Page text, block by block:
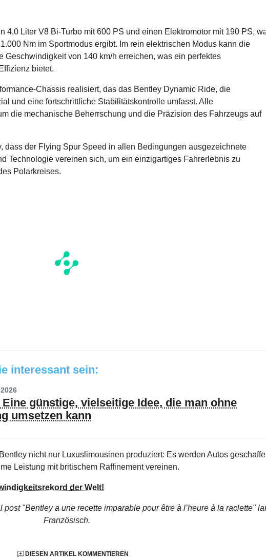
4,0 Liter V8 Bi-Turbo mit 600 PS und einen Elektromotor mit 190 PS,
Nm im Sportmodus ergibt. Im rein elektrischen Modus kann die
Geschwindigkeit von 140 km/h erreichen, was ein perfektes
bietet.
Chassis realisiert, das das Bentley Dynamic Ride, die
und eine fortschrittliche Stabilitätskontrolle umfasst. Alle
die mechanische Beherrschung und die Präzision des Fahrzeugs auf
dass der Flying Spur Speed in allen Bedingungen ausgezeichnete
Technologie vereinen sich, um ein einzigartiges Fahrerlebnis zu
Polarkreises.
interessant sein:
günstige, vielseitige Idee, die man ohne
umsetzen kann
nicht nur Luxuslimousinen produziert: Es werden Autos
Leistung mit britischem Raffinement vereinen.
der Welt!
post "Bentley a une recette imparable pour être à l’heure à la raclette"
Französisch.
DIESEN ARTIKEL KOMMENTIEREN